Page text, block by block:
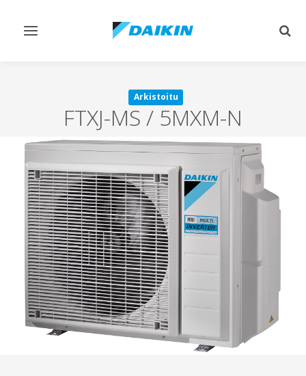
Vaihda
Arkistoitu
FTXJ-MS / 5MXM-N